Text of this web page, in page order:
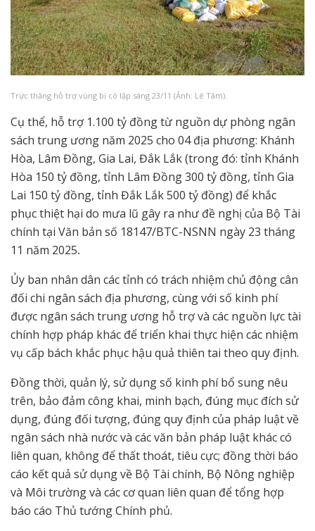
Trực thăng hỗ trợ vùng bị cô lập sáng 23/11 (Ảnh: Lê Tâm).
Cụ thể, hỗ trợ 1.100 tỷ đồng từ nguồn dự phòng ngân
sách trung ương năm 2025 cho 04 địa phương: Khánh
Hòa, Lâm Đồng, Gia Lai, Đắk Lắk (trong đó: tỉnh Khánh
Hòa 150 tỷ đồng, tỉnh Lâm Đồng 300 tỷ đồng, tỉnh Gia
Lai 150 tỷ đồng, tỉnh Đắk Lắk 500 tỷ đồng) để khắc
phục thiệt hại do mưa lũ gây ra như đề nghị của Bộ Tài
chính tại Văn bản số 18147/BTC-NSNN ngày 23 tháng
11 năm 2025.
Ủy ban nhân dân các tỉnh có trách nhiệm chủ động cân
đối chi ngân sách địa phương, cùng với số kinh phí
được ngân sách trung ương hỗ trợ và các nguồn lực tài
chính hợp pháp khác để triển khai thực hiện các nhiệm
vụ cấp bách khắc phục hậu quả thiên tai theo quy định.
Đồng thời, quản lý, sử dụng số kinh phí bổ sung nêu
trên, bảo đảm công khai, minh bạch, đúng mục đích sử
dụng, đúng đối tượng, đúng quy định của pháp luật về
ngân sách nhà nước và các văn bản pháp luật khác có
liên quan, không để thất thoát, tiêu cực; đồng thời báo
cáo kết quả sử dụng về Bộ Tài chính, Bộ Nông nghiệp
và Môi trường và các cơ quan liên quan để tổng hợp
báo cáo Thủ tướng Chính phủ.